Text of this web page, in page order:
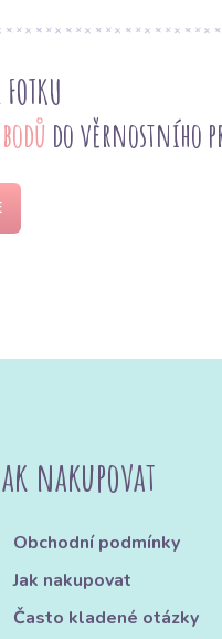
do věrnostního
nakupovat
Obchodní podmínky
Jak nakupovat
Často kladené otázky